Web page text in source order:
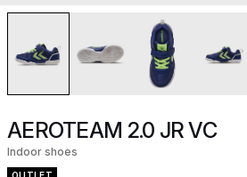
AEROTEAM 2.0 JR VC
Indoor shoes